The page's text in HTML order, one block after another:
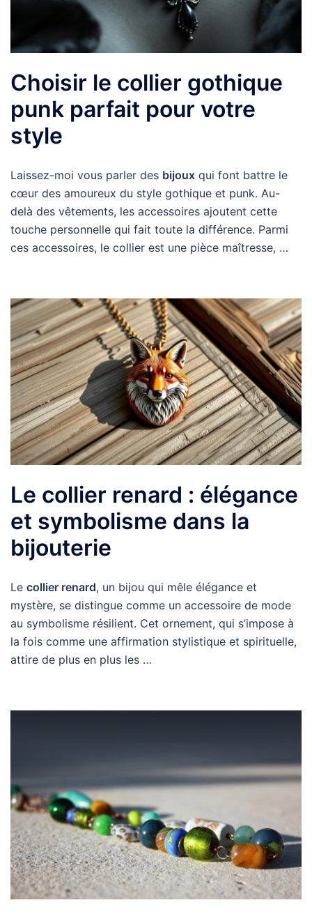
Choisir le collier gothique
punk parfait pour votre
style
Laissez-moi vous parler des bijoux qui font battre le
cœur des amoureux du style gothique et punk. Au-
delà des vêtements, les accessoires ajoutent cette
touche personnelle qui fait toute la différence. Parmi
ces accessoires, le collier est une pièce maîtresse, …
Le collier renard : élégance
et symbolisme dans la
bijouterie
Le collier renard, un bijou qui mêle élégance et
mystère, se distingue comme un accessoire de mode
au symbolisme résilient. Cet ornement, qui s’impose à
la fois comme une affirmation stylistique et spirituelle,
attire de plus en plus les …